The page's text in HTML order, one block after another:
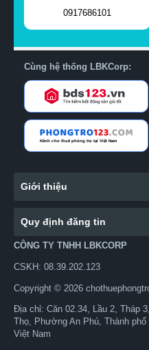
0917686101
Cùng hệ thống LBKCorp:
Giới thiệu
Quy định đăng tin
CÔNG TY TNHH LBKCORP
CSKH: 08.39.202.123
Copyright © 2026
Địa chỉ: Căn 02.34, Lầu 2, Tháp
Thọ, Phường An Phú, Thành
Việt Nam